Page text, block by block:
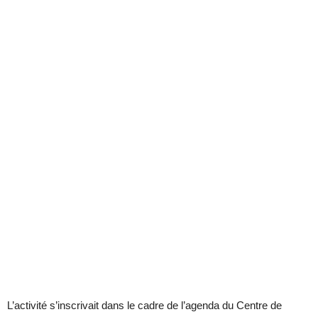
L’activité s’inscrivait dans le cadre de l’agenda du Centre de